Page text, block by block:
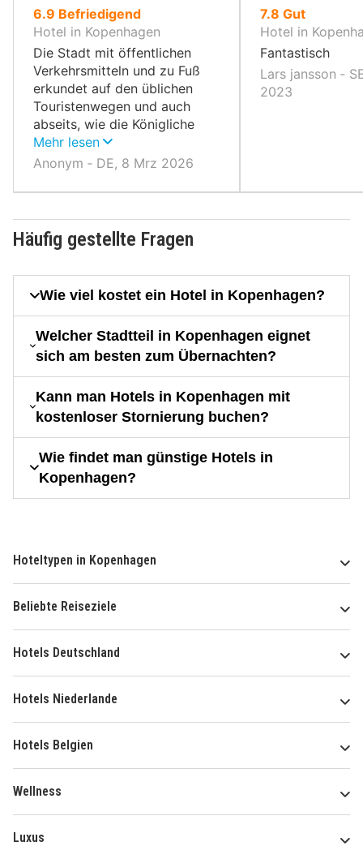
6.9 von
10,
Befriedigend
Hotel in Kopenhagen
Die Stadt mit öffentlichen
Verkehrsmitteln und zu Fuß
erkundet auf den üblichen
Touristenwegen und auch
abseits, wie die Königliche
Bibliothek oder die Halbinsel
Amager.
Mehr lesen
Anonym ‐ DE, 8 Mrz 2026
7.8 von
10,
Gut
Hotel in
Fantastisch
Lars jansson ‐
2023
Häufig gestellte Fragen
Wie viel kostet ein Hotel in Kopenhagen?
Welcher Stadtteil in Kopenhagen eignet
sich am besten zum Übernachten?
Kann man Hotels in Kopenhagen mit
kostenloser Stornierung buchen?
Wie findet man günstige Hotels in
Kopenhagen?
Hoteltypen in Kopenhagen
Beliebte Reiseziele
Hotels Deutschland
Hotels Niederlande
Hotels Belgien
Wellness
Luxus